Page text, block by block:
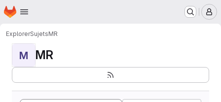
Passer au contenu principal
Page d'accueil
ExplorerSujetsMR
M MR